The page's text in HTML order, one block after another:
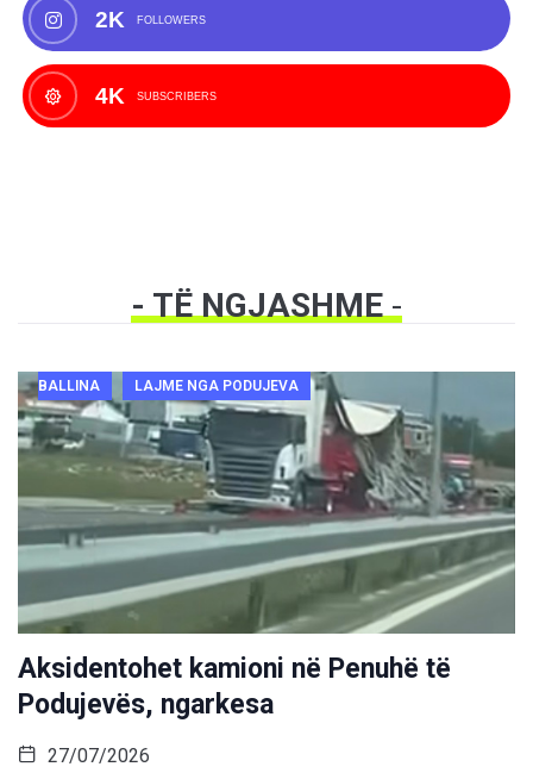
2K FOLLOWERS
4K SUBSCRIBERS
- TË NGJASHME-
BALLINA LAJME NGA PODUJEVA
Aksidentohet kamioni në Penuhë të
Podujevës, ngarkesa
27/07/2026